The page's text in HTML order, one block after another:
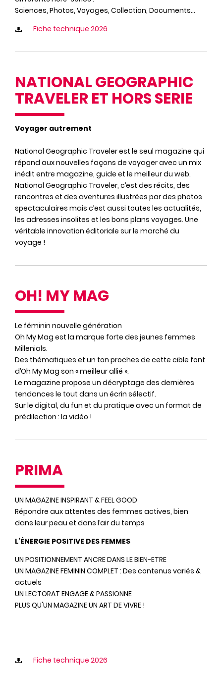
Sciences, Photos, Voyages, Collection, Documents...
Fiche technique 2026
NATIONAL GEOGRAPHIC
TRAVELER ET HORS SERIE
Voyager autrement
National Geographic Traveler est le seul magazine qui
répond aux nouvelles façons de voyager avec un mix
inédit entre magazine, guide et le meilleur du web.
National Geographic Traveler, c’est des récits, des
rencontres et des aventures illustrées par des photos
spectaculaires mais c’est aussi toutes les actualités,
les adresses insolites et les bons plans voyages. Une
véritable innovation éditoriale sur le marché du
voyage !
OH! MY MAG
Le féminin nouvelle génération
Oh My Mag est la marque forte des jeunes femmes
Millenials.
Des thématiques et un ton proches de cette cible font
d’Oh My Mag son « meilleur allié ».
Le magazine propose un décryptage des dernières
tendances le tout dans un écrin sélectif.
Sur le digital, du fun et du pratique avec un format de
prédilection : la vidéo !
PRIMA
UN MAGAZINE INSPIRANT & FEEL GOOD
Répondre aux attentes des femmes actives, bien
dans leur peau et dans l’air du temps
L’ÉNERGIE POSITIVE DES FEMMES
UN POSITIONNEMENT ANCRE DANS LE BIEN-ETRE
UN MAGAZINE FEMININ COMPLET : Des contenus variés &
actuels
UN LECTORAT ENGAGE & PASSIONNE
PLUS QU'UN MAGAZINE UN ART DE VIVRE !
Fiche technique 2026